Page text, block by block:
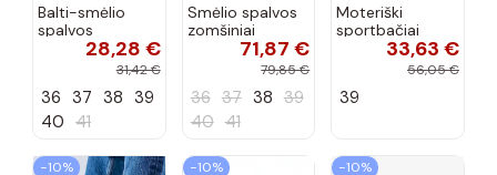
Balti-smėlio
spalvos
sportiniai
Casey
28,28 €
31,42 €
36 37 38 39
40 41
Smėlio spalvos
zomšiniai
sportiniai
bateliai, „Karino"
71,87 €
79,85 €
36 37 38 39
40 41
Moteriški
sportbačiai
juodos spalvos
33,63 €
56,05 €
39
−10% −10% −10%